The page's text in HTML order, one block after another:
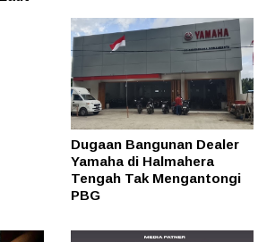
Dugaan Bangunan Dealer
Yamaha di Halmahera
Tengah Tak Mengantongi
PBG